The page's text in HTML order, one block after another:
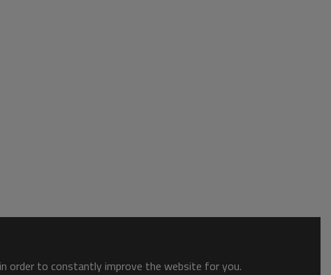
order to constantly improve the website for you.